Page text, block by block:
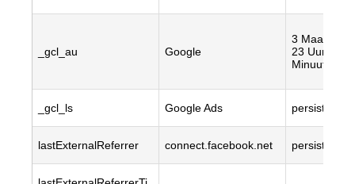
_gcl_au Google
3
23 Uur/
Minuut/
_gcl_ls Google Ads persistent
lastExternalReferrer connect.facebook.net persistent